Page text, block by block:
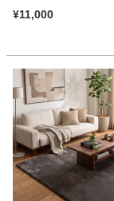
¥11,000